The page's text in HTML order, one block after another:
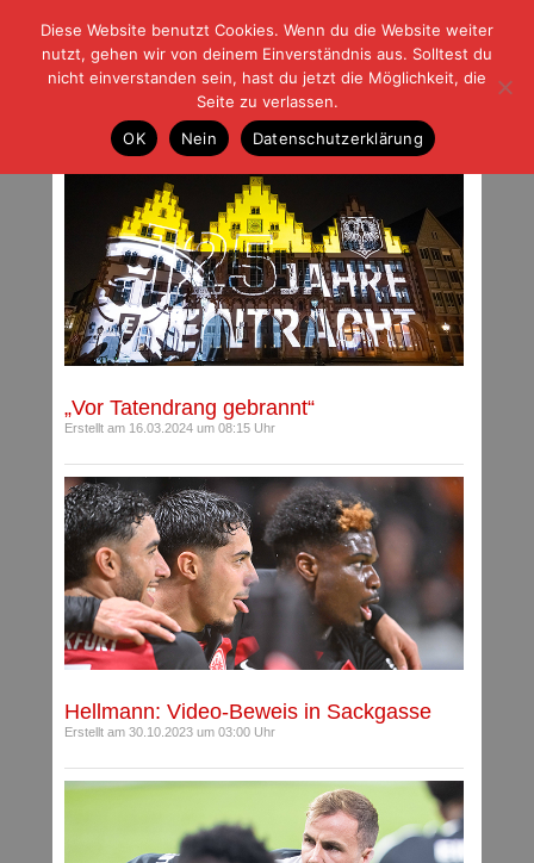
| | |BLOG-GFußball und der Rest
HOME|REGELN|IMPRESSUM |DATENSCHUTZ
Beiträge mit Schlagwort: Dortmund
„Vor Tatendrang gebrannt“
Erstellt am 16.03.2024 um 08:15 Uhr
Hellmann: Video-Beweis in Sackgasse
Erstellt am 30.10.2023 um 03:00 Uhr
Diese Website benutzt Cookies. Wenn du die Website weiter
nutzt, gehen wir von deinem Einverständnis aus. Solltest du
nicht einverstanden sein, hast du jetzt die Möglichkeit, die
Seite zu verlassen.
OK
Nein Datenschutzerklärung